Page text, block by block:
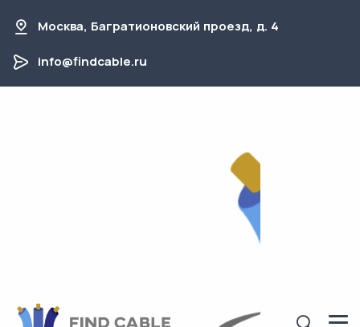
Москва, Багратионовский проезд, д. 4
info@findcable.ru